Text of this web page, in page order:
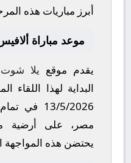
أبرز مباريات هذه
موعد مباراة
يقدم موقع يلا شوت
البداية لهذا
13/5/2026 في
مصر، على أرضية
يحتضن هذه المواجهة